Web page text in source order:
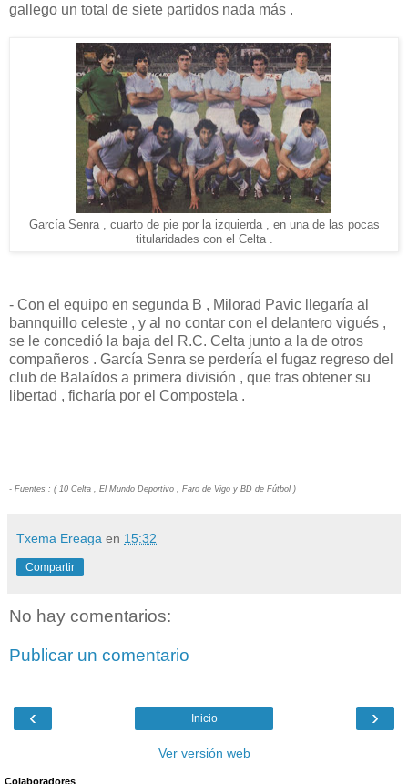
gallego un total de siete partidos nada más .
García Senra , cuarto de pie por la izquierda , en una de las pocas
titularidades con el Celta .
- Con el equipo en segunda B , Milorad Pavic llegaría al
bannquillo celeste , y al no contar con el delantero vigués ,
se le concedió la baja del R.C. Celta junto a la de otros
compañeros . García Senra se perdería el fugaz regreso del
club de Balaídos a primera división , que tras obtener su
libertad , ficharía por el Compostela .
- Fuentes : ( 10 Celta , El Mundo Deportivo , Faro de Vigo y BD de Fútbol )
Txema Ereaga en 15:32
Compartir
No hay comentarios:
Publicar un comentario
‹ ›
Inicio
Ver versión web
Colaboradores